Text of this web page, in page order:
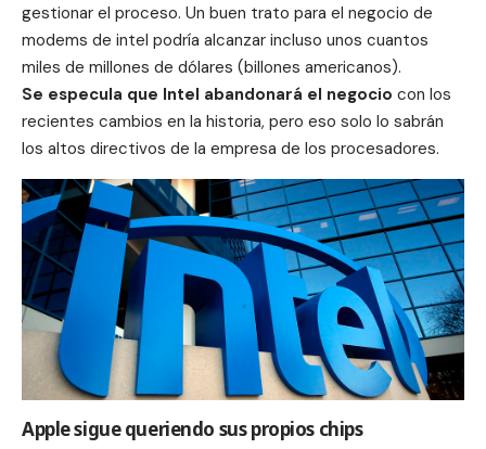
gestionar el proceso. Un buen trato para el negocio de
modems de intel podría alcanzar incluso unos cuantos
miles de millones de dólares (billones americanos).
Se especula que Intel abandonará el negocio con los
recientes cambios en la historia, pero eso solo lo sabrán
los altos directivos de la empresa de los procesadores.
Apple sigue queriendo sus propios chips